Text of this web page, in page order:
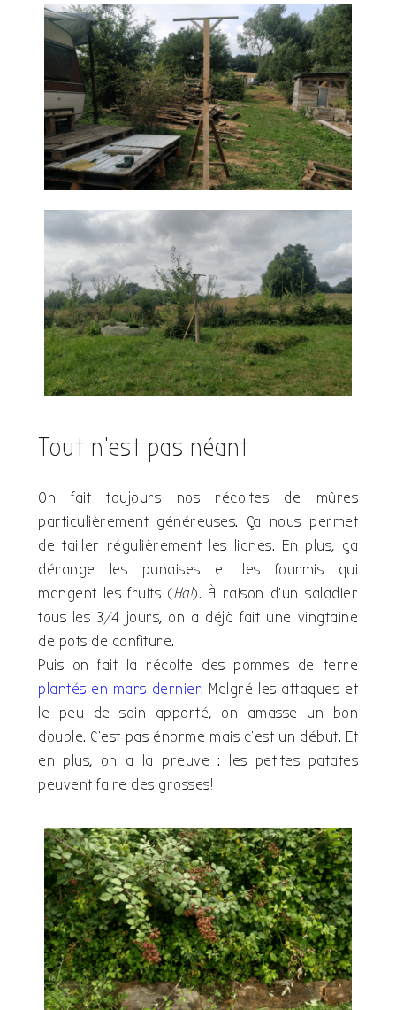
Tout n’est pas néant
On fait toujours nos récoltes de mûres
particulièrement généreuses. Ça nous permet
de tailler régulièrement les lianes. En plus, ça
dérange les punaises et les fourmis qui
mangent les fruits (Ha!). À raison d’un saladier
tous les 3/4 jours, on a déjà fait une vingtaine
de pots de confiture.
Puis on fait la récolte des pommes de terre
plantés en mars dernier. Malgré les attaques et
le peu de soin apporté, on amasse un bon
double. C’est pas énorme mais c’est un début. Et
en plus, on a la preuve : les petites patates
peuvent faire des grosses!